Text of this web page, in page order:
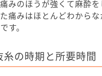
みのほうが強くて麻酔
痛みはほとんどわから
す。
の時期と所要時間